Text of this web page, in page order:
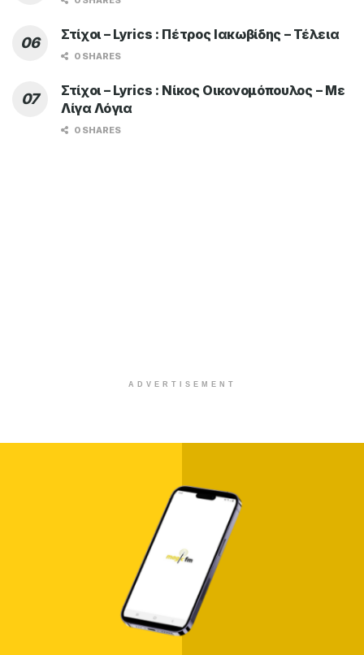
Στίχοι – Lyrics : Πέτρος Ιακωβίδης – Τέλεια
0 SHARES
Στίχοι – Lyrics : Νίκος Οικονομόπουλος – Με
Λίγα Λόγια
0 SHARES
ADVERTISEMENT